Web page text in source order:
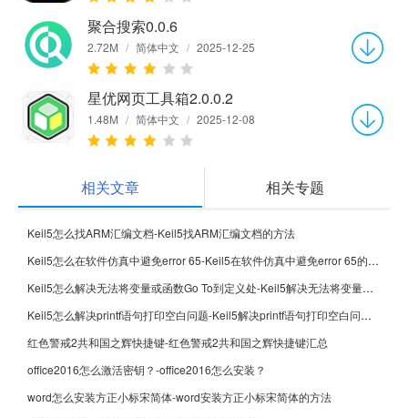
聚合搜索0.0.6
2.72M / 简体中文 / 2025-12-25
星优网页工具箱2.0.0.2
1.48M / 简体中文 / 2025-12-08
相关文章 相关专题
Keil5怎么找ARM汇编文档-Keil5找ARM汇编文档的方法
Keil5怎么在软件仿真中避免error 65-Keil5在软件仿真中避免error 65的方法
Keil5怎么解决无法将变量或函数Go To到定义处-Keil5解决无法将变量或函数Go To到定义处的方法
Keil5怎么解决printf语句打印空白问题-Keil5解决printf语句打印空白问题的方法
红色警戒2共和国之辉快捷键-红色警戒2共和国之辉快捷键汇总
office2016怎么激活密钥？-office2016怎么安装？
word怎么安装方正小标宋简体-word安装方正小标宋简体的方法